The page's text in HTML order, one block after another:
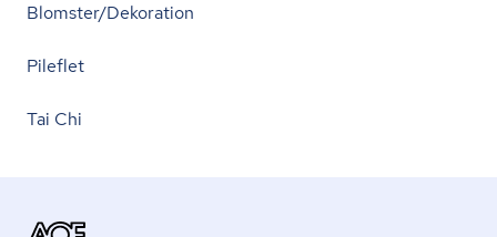
Blomster/Dekoration
Pileflet
Tai Chi